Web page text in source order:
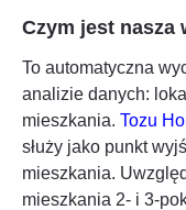
Czym jest nasza
To automatyczna
analizie danych:
mieszkania. Tozu
służy jako punkt
mieszkania.
mieszkania 2- i 3-